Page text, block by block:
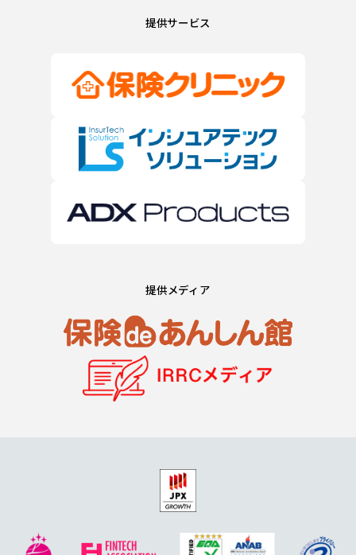
提供サービス
提供メディア